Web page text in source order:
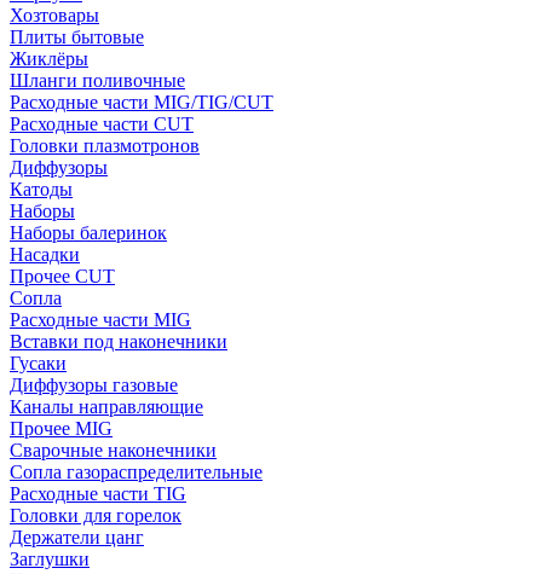
Хозтовары
Плиты бытовые
Жиклёры
Шланги поливочные
Расходные части MIG/TIG/CUT
Расходные части CUT
Головки плазмотронов
Диффузоры
Катоды
Наборы
Наборы балеринок
Насадки
Прочее CUT
Сопла
Расходные части MIG
Вставки под наконечники
Гусаки
Диффузоры газовые
Каналы направляющие
Прочее MIG
Сварочные наконечники
Сопла газораспределительные
Расходные части TIG
Головки для горелок
Держатели цанг
Заглушки